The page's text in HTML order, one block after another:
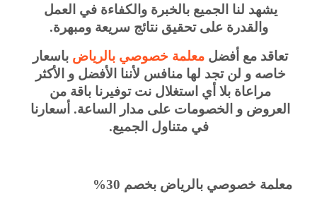
والقدرة على تحقيق نتائج سريعة ومبهرة.
تعاقد مع أفضل معلمة خصوصي بالرياض
في متناول الجميع.
معلمة خصوصي بالرياض بخصم 30%